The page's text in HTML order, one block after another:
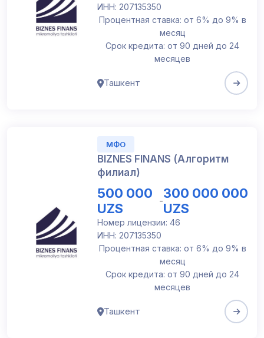
ИНН: 207135350
Процентная ставка: от 6% до 9% в
месяц
Срок кредита: от 90 дней до 24
месяцев
Ташкент
МФО
BIZNES FINANS (Алгоритм
филиал)
500 000
UZS
-300 000 000
UZS
Номер лицензии: 46
ИНН: 207135350
Процентная ставка: от 6% до 9% в
месяц
Срок кредита: от 90 дней до 24
месяцев
Ташкент